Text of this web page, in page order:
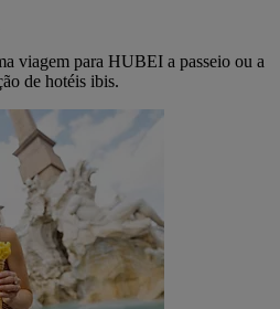
viagem para HUBEI a passeio ou a
de hotéis ibis.